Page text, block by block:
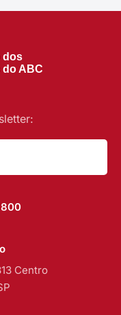
dos
ABC
Centro